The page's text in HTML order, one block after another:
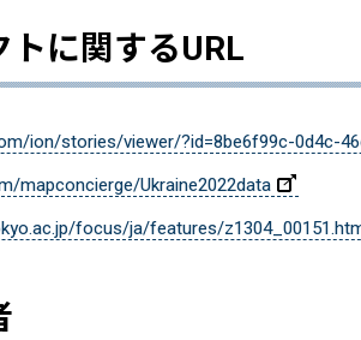
トに関するURL
ion/stories/viewer/?id=8be6f99c-0d4c-
mapconcierge/Ukraine2022data
focus/ja/features/